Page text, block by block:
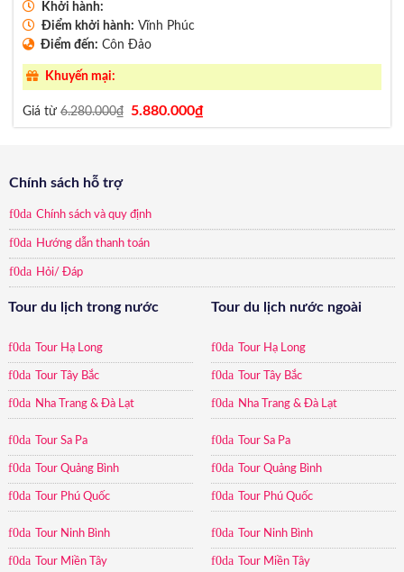
Khởi hành:
Điểm khởi hành: Vĩnh Phúc
Điểm đến: Côn Đảo
Khuyến mại:
Giá từ6.280.000₫
Giá
là:
5.880.000₫Giá
hiện
tại
Chính sách hỗ trợ
Chính sách và quy định
Hướng dẫn thanh toán
Hỏi/ Đáp
Tour du lịch trong nước
Tour Hạ Long
Tour Tây Bắc
Nha Trang & Đà Lạt
Tour Sa Pa
Tour Quảng Bình
Tour Phú Quốc
Tour Ninh Bình
Tour Miền Tây
Tour du lịch nước ngoài
Tour Hạ Long
Tour Tây Bắc
Nha Trang & Đà Lạt
Tour Sa Pa
Tour Quảng Bình
Tour Phú Quốc
Tour Ninh Bình
Tour Miền Tây